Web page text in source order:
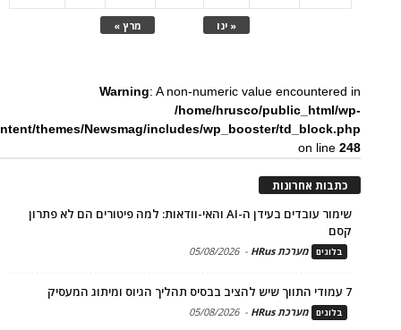
« ינו מרץ »
Warning: A non-numeric value encountered in
/home/hrusco/public_html/wp-
themes/Newsmag/includes/wp_booster/td_block.php
on line248
כתבות אחרונות
שימור עובדים בעידן ה-AI והאי-וודאות: למה פיטורים הם לא פתרון
קסם
בלוגים מערכת HRus -
05/08/2026
7 עמודי התווך שיש להציב בבסיס תהליך הגיוס ומיתוג המעסיק
בלוגים מערכת HRus -
05/08/2026